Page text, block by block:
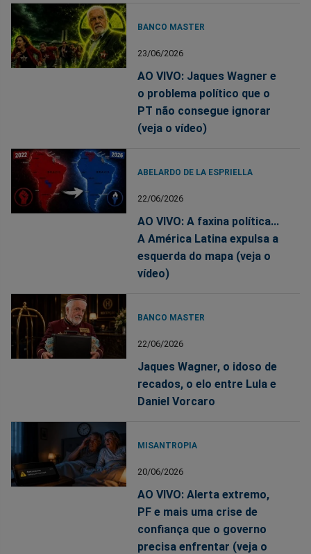
BANCO MASTER
23/06/2026
AO VIVO: Jaques Wagner e
o problema político que o
PT não consegue ignorar
(veja o vídeo)
ABELARDO DE LA ESPRIELLA
22/06/2026
AO VIVO: A faxina política...
A América Latina expulsa a
esquerda do mapa (veja o
vídeo)
BANCO MASTER
22/06/2026
Jaques Wagner, o idoso de
recados, o elo entre Lula e
Daniel Vorcaro
MISANTROPIA
20/06/2026
AO VIVO: Alerta extremo,
PF e mais uma crise de
confiança que o governo
precisa enfrentar (veja o